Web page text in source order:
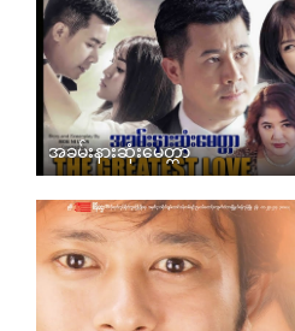
အခမ်းနားဆုံးမေတ္တာ